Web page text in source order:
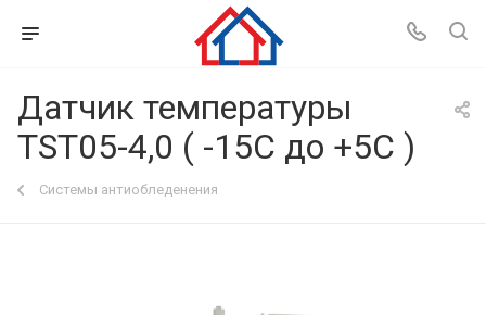
Датчик температуры
TST05-4,0 ( -15С до +5С )
Системы антиобледенения